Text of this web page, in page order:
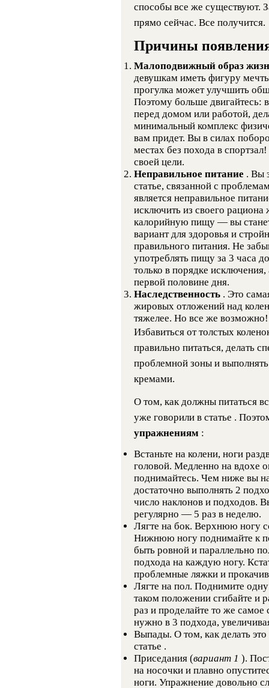
способы все же существуют.
прямо сейчас. Все получится.
Причины
Малоподвижный образ
девушкам иметь фигуру
прогулка может улучшить
Поэтому больше двигайтесь:
перед домом или работой,
минимальный комплекс
вам придет. Вы в силах
местах без похода в
своей цели.
Неправильное питание . Вы
статье, связанной с
является неправильное
исключить из своего
калорийную пищу — вы
вариант для здоровья и
правильного питания. Не
употреблять пищу за 3 часа
только в порядке
первой половине дня.
Наследственность . Это
жировых отложений над
тяжелее. Но все же возможно!
Избавиться от толстых
правильно питаться, делать
проблемной зоны и
кремами.
О том, как должны питаться
уже говорили в статье .
упражнениям :
Встаньте на колени, ноги
головой. Медленно на вдохе
поднимайтесь. Чем ниже вы
достаточно выполнять 2
число наклонов и подходов.
регулярно — 5 раз в неделю.
Лягте на бок. Верхнюю ногу
Нижнюю ногу поднимайте к
быть ровной и параллельно
подхода на каждую ногу.
проблемные ляжки и
Лягте на пол. Поднимите
таком положении сгибайте и
раз и проделайте то же
нужно в 3 подхода,
Выпады. О том, как делать
статье .
Приседания (вариант 1 ).
на носочки и плавно
ноги. Упражнение довольно